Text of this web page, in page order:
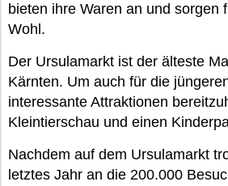
bieten ihre Waren an und sorgen
Wohl.
Der Ursulamarkt ist der älteste
Kärnten. Um auch für die
interessante Attraktionen
Kleintierschau und einen
Nachdem auf dem Ursulamarkt
letztes Jahr an die 200.000